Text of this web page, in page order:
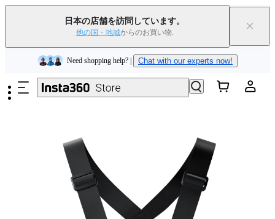
日本の店舗を訪問しています。
他の国・地域からのお買い物. ×
メインコンテンツへスキップ
下取りで旧デバイスを出すと、新規購入でキャッシュバックまたはクー
Need shopping help? | Chat with our experts now!
Insta360 Luna Ultra｜ ｜送料無料